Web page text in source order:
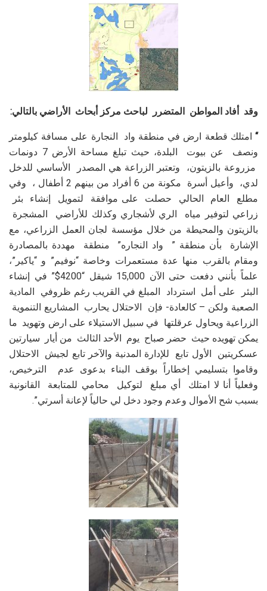
وقد أفاد المواطن المتضرر لباحث مركز أبحاث الأراضي بالتالي:
“ امتلك قطعة ارض في منطقة واد النجارة على مسافة كيلومتر
ونصف عن بيوت البلدة، حيث تبلغ مساحة الأرض 7 دونمات
مزروعة بالزيتون، وتعتبر الزراعة هي المصدر الأساسي للدخل
لدي، وأعيل أسرة مكونة من 6 أفراد من بينهم 2 أطفال ، وفي
مطلع العام الحالي حصلت على موافقة لتمويل إنشاء بئر
زراعي لتوفير مياه الري لأشجاري وكذلك للأراضي المشجرة
بالزيتون والمحيطة من خلال مؤسسة لجان العمل الزراعي، مع
الإشارة بأن منطقة ” واد النجاره” منطقة مهددة بالمصادرة
ومقام بالقرب منها عدة مستعمرات وخاصة “نوفيم” و “ياكير”،
علماً بأنني دفعت حتى الآن 15,000 شيقل “4200$” في إنشاء
البئر على أمل استرداد المبلغ في القريب رغم ظروفي المادية
الصعبة ولكن – كالعادة- فإن الاحتلال يحارب المشاريع التنموية
الزراعية ويحاول عرقلتها في سبيل الاستيلاء على ارض وتهويد ما
يمكن تهويده حيث حضر صباح يوم الأحد الثالث من أيار سيارتين
عسكريتين الأول تابع للإدارة المدنية والآخر تابع لجيش الاحتلال
وقاموا بتسليمي إخطاراً بوقف البناء بدعوى عدم الترخيص،
وفعلياً أنا لا امتلك أي مبلغ لتوكيل محامي للمتابعة القانونية
بسبب شح الأموال وعدم وجود دخل لي حالياً لإعانة أسرتي”.